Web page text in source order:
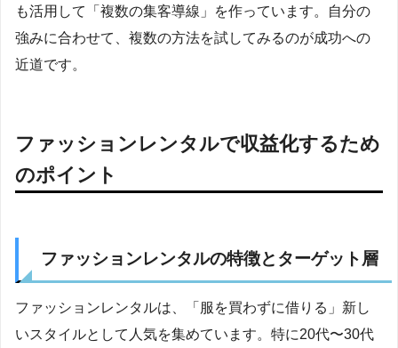
も活用して「複数の集客導線」を作っています。自分の
強みに合わせて、複数の方法を試してみるのが成功への
近道です。
ファッションレンタルで収益化するため
のポイント
ファッションレンタルの特徴とターゲット層
ファッションレンタルは、「服を買わずに借りる」新し
いスタイルとして人気を集めています。特に20代〜30代